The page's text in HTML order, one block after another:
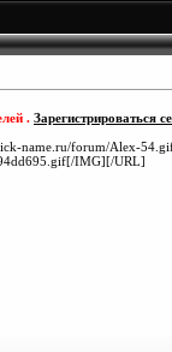
. Зарегистрироваться
name.ru/forum/Alex-
IMG][/URL]